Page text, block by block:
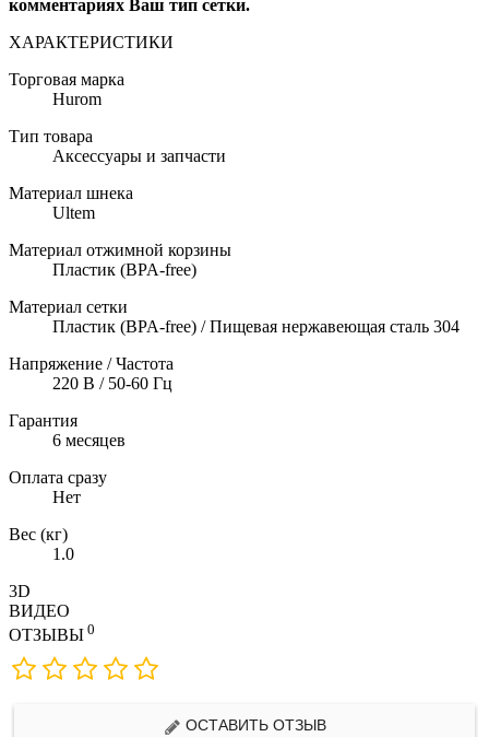
комментариях Ваш тип сетки.
ХАРАКТЕРИСТИКИ
Торговая марка
Hurom
Тип товара
Аксессуары и запчасти
Материал шнека
Ultem
Материал отжимной корзины
Пластик (BPA-free)
Материал сетки
Пластик (BPA-free) / Пищевая нержавеющая сталь 304
Напряжение / Частота
220 В / 50-60 Гц
Гарантия
6 месяцев
Оплата сразу
Нет
Вес (кг)
1.0
3D
ВИДЕО
ОТЗЫВЫ 0
ОСТАВИТЬ ОТЗЫВ